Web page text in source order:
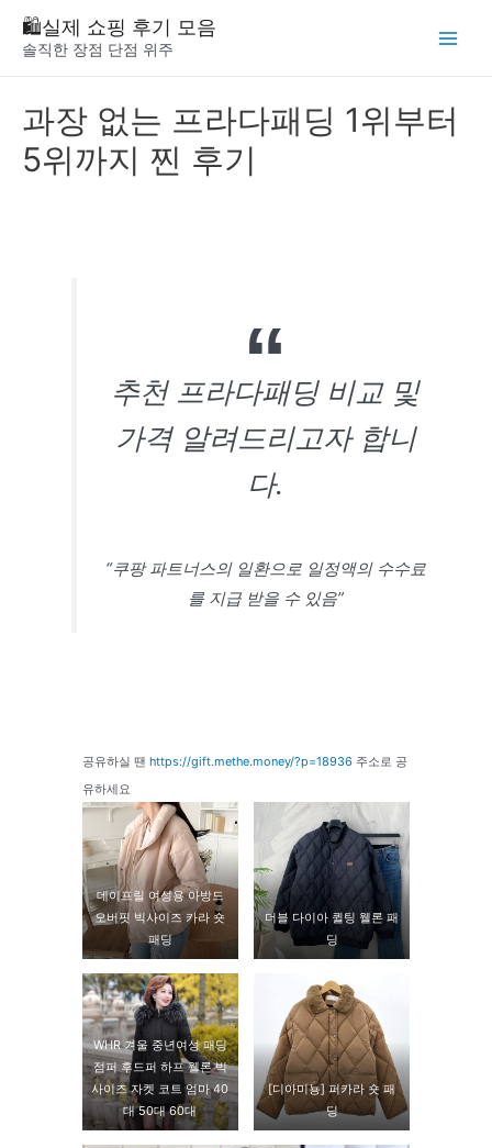
🛍️실제 쇼핑 후기 모음
솔직한 장점 단점 위주
과장 없는 프라다패딩 1위부터
5위까지 찐 후기
추천 프라다패딩 비교 및
가격 알려드리고자 합니
다.
“쿠팡 파트너스의 일환으로 일정액의 수수료
를 지급 받을 수 있음”
공유하실 땐 https://gift.methe.money/?p=18936 주소로 공
유하세요
데이프릴 여성용 아방드
오버핏 빅사이즈 카라 숏
패딩
더블 다이아 퀼팅 웰론 패
딩
WHR 겨울 중년여성 패딩
점퍼 후드퍼 하프 웰론 빅
사이즈 자켓 코트 엄마 40
대 50대 60대
[디아미뇽] 퍼카라 숏 패
딩